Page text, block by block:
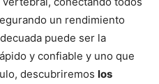
un rendimiento
puede ser la
y confiable y uno que
descubriremos los